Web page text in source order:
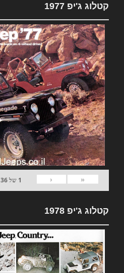
קטלוג ג'יפ 1977
«
‹
1 של36
קטלוג ג'יפ 1978